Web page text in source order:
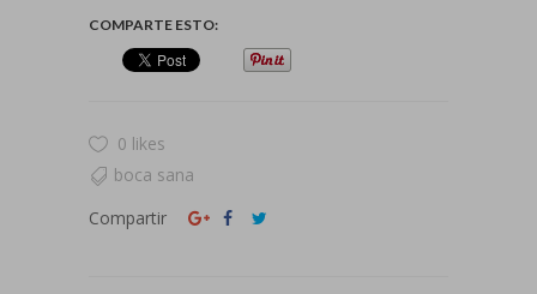
COMPARTE ESTO:
0 likes
boca sana
Compartir